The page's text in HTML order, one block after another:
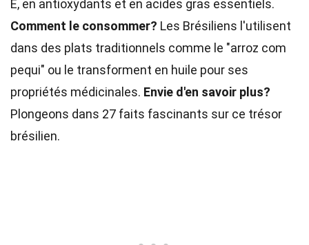
E, en antioxydants et en acides gras essentiels.
Comment le consommer? Les Brésiliens l'utilisent
dans des plats traditionnels comme le "arroz com
pequi" ou le transforment en huile pour ses
propriétés médicinales. Envie d'en savoir plus?
Plongeons dans 27 faits fascinants sur ce trésor
brésilien.